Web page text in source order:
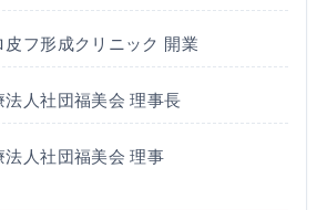
皮フ形成クリニック 開業
法人社団福美会 理事長
法人社団福美会 理事